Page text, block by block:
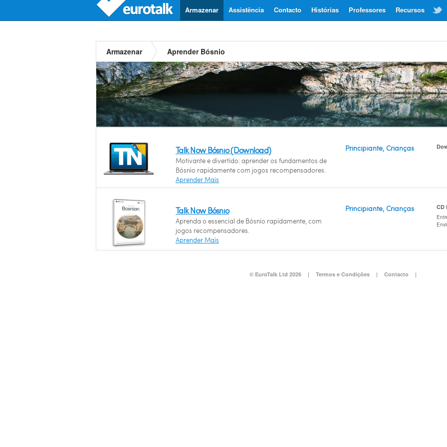
Recursos
Professores
Histórias
Contacto
Assistência
Armazenar
Armazenar Aprender Bósnio
Talk Now Bósnio (Download)
Motivante e divertido: aprender os fundamentos de
Bósnio rapidamente com jogos recompensadores.
Aprender Mais
Principiante, Crianças
Talk Now Bósnio
Aprenda o essencial de Bósnio rapidamente, com
jogos recompensadores.
Aprender Mais
Principiante, Crianças CD
© EuroTalk Ltd 2026 | Termos e Condições | Contacto |